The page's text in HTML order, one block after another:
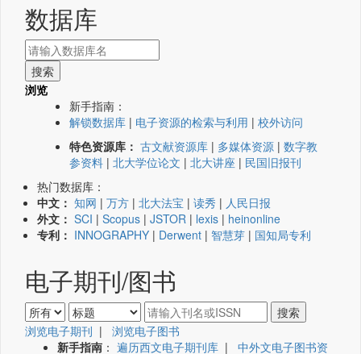
数据库
浏览
新手指南：
解锁数据库 | 电子资源的检索与利用 | 校外访问
特色资源库： 古文献资源库 | 多媒体资源 | 数字教
参资料 | 北大学位论文 | 北大讲座 | 民国旧报刊
热门数据库：
中文： 知网 | 万方 | 北大法宝 | 读秀 | 人民日报
外文： SCI | Scopus | JSTOR | lexis | heinonline
专利： INNOGRAPHY | Derwent | 智慧芽 | 国知局专利
电子期刊/图书
浏览电子期刊 | 浏览电子图书
新手指南 ： 遍历西文电子期刊库 | 中外文电子图书资